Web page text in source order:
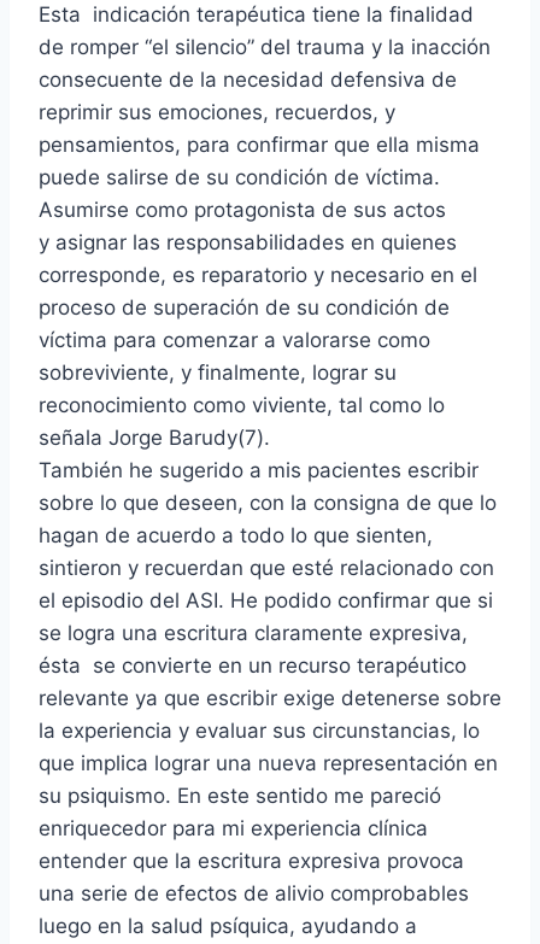
Esta indicación terapéutica tiene la finalidad
de romper “el silencio” del trauma y la inacción
consecuente de la necesidad defensiva de
reprimir sus emociones, recuerdos, y
pensamientos, para confirmar que ella misma
puede salirse de su condición de víctima.
Asumirse como protagonista de sus actos
y asignar las responsabilidades en quienes
corresponde, es reparatorio y necesario en el
proceso de superación de su condición de
víctima para comenzar a valorarse como
sobreviviente, y finalmente, lograr su
reconocimiento como viviente, tal como lo
señala Jorge Barudy(7).
También he sugerido a mis pacientes escribir
sobre lo que deseen, con la consigna de que lo
hagan de acuerdo a todo lo que sienten,
sintieron y recuerdan que esté relacionado con
el episodio del ASI. He podido confirmar que si
se logra una escritura claramente expresiva,
ésta se convierte en un recurso terapéutico
relevante ya que escribir exige detenerse sobre
la experiencia y evaluar sus circunstancias, lo
que implica lograr una nueva representación en
su psiquismo. En este sentido me pareció
enriquecedor para mi experiencia clínica
entender que la escritura expresiva provoca
una serie de efectos de alivio comprobables
luego en la salud psíquica, ayudando a